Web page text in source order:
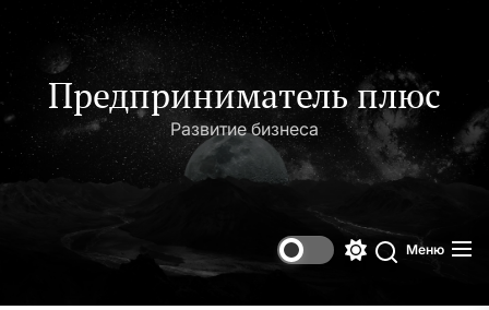
содержимому
Предприниматель плюс
Развитие бизнеса
Поиск
Меню